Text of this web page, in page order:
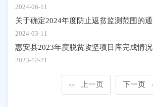
2024-06-11
关于确定2024年度防止返贫监测范围的
2024-03-11
惠安县2023年度脱贫攻坚项目库完成情况
2023-12-21
<< 上一页 下一页